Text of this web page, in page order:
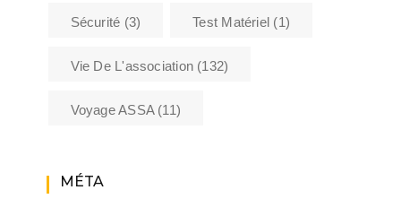
Sécurité (3) Test Matériel (1)
Vie De L'association (132)
Voyage ASSA(11)
MÉTA